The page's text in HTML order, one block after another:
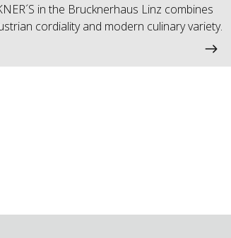
in the Brucknerhaus Linz combines
cordiality and modern culinary variety.